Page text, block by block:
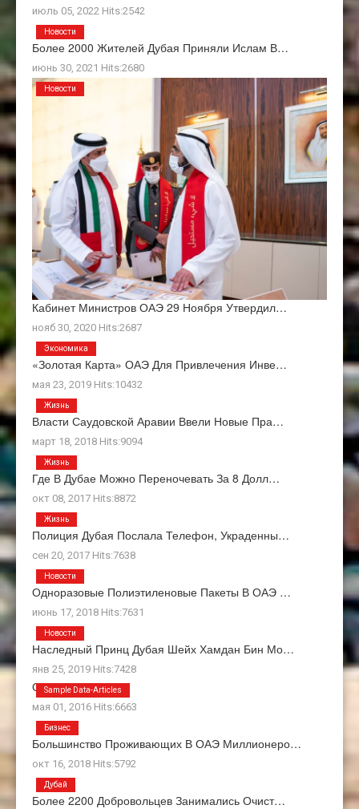
июль 05, 2022 Hits:2542
Более 2000 Жителей Дубая Приняли Ислам В…
июнь 30, 2021 Hits:2680
Новости
Кабинет Министров ОАЭ 29 Ноября Утвердил…
нояб 30, 2020 Hits:2687
Новости
«Золотая Карта» ОАЭ Для Привлечения Инве…
мая 23, 2019 Hits:10432
Экономика
Власти Саудовской Аравии Ввели Новые Пра…
март 18, 2018 Hits:9094
Жизнь
Где В Дубае Можно Переночевать За 8 Долл…
окт 08, 2017 Hits:8872
Жизнь
Полиция Дубая Послала Телефон, Украденны…
сен 20, 2017 Hits:7638
Жизнь
Одноразовые Полиэтиленовые Пакеты В ОАЭ …
июнь 17, 2018 Hits:7631
Новости
Наследный Принц Дубая Шейх Хамдан Бин Мо…
янв 25, 2019 Hits:7428
Новости
О Нас
мая 01, 2016 Hits:6663
Sample Data-Articles
Большинство Проживающих В ОАЭ Миллионеро…
окт 16, 2018 Hits:5792
Бизнес
Более 2200 Добровольцев Занимались Очист…
Дубай